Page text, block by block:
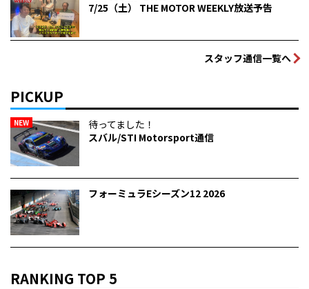
7/25（土） THE MOTOR WEEKLY放送予告
スタッフ通信一覧へ
PICKUP
NEW
待ってました！
スバル/STI Motorsport通信
フォーミュラEシーズン12 2026
RANKING TOP 5